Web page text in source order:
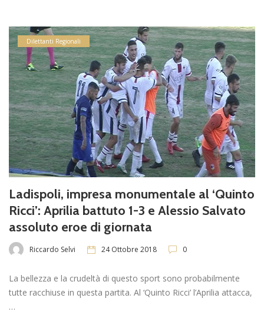
Dilettanti Regionali
Ladispoli, impresa monumentale al ‘Quinto
Ricci’: Aprilia battuto 1-3 e Alessio Salvato
assoluto eroe di giornata
Riccardo Selvi 24 Ottobre 2018 0
La bellezza e la crudeltà di questo sport sono probabilmente
tutte racchiuse in questa partita. Al ‘Quinto Ricci’ l’Aprilia attacca,
…